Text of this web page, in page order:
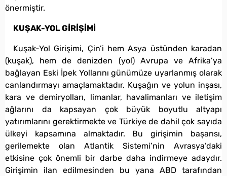
önermiştir.
KUŞAK-YOL GİRİŞİMİ
Kuşak-Yol Girişimi, Çin’i hem Asya üstünden karadan
(kuşak), hem de denizden (yol) Avrupa ve Afrika’ya
bağlayan Eski İpek Yollarını günümüze uyarlanmış olarak
canlandırmayı amaçlamaktadır. Kuşağın ve yolun inşası,
kara ve demiryolları, limanlar, havalimanları ve iletişim
ağlarını da kapsayan çok büyük boyutlu altyapı
yatırımlarını gerektirmekte ve Türkiye de dahil çok sayıda
ülkeyi kapsamına almaktadır. Bu girişimin başarısı,
gerilemekte olan Atlantik Sistemi’nin Avrasya’daki
etkisine çok önemli bir darbe daha indirmeye adaydır.
Girişimin ilan edilmesinden bu yana ABD tarafından